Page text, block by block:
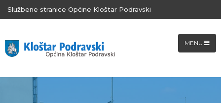
Službene stranice Općine Kloštar Podravski
MENU